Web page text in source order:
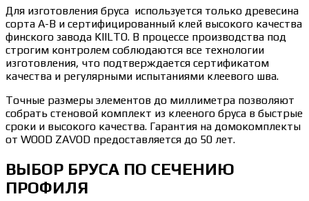
Для изготовления бруса используется только древесина
сорта А-В и сертифицированный клей высокого качества
финского завода KIILTO. В процессе производства под
строгим контролем соблюдаются все технологии
изготовления, что подтверждается сертификатом
качества и регулярными испытаниями клеевого шва.
Точные размеры элементов до миллиметра позволяют
собрать стеновой комплект из клееного бруса в быстрые
сроки и высокого качества. Гарантия на домокомплекты
от WOOD ZAVOD предоставляется до 50 лет.
ВЫБОР БРУСА ПО СЕЧЕНИЮ
ПРОФИЛЯ